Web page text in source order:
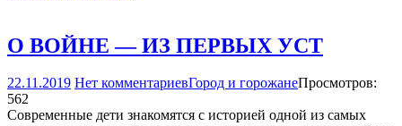
О ВОЙНЕ — ИЗ ПЕРВЫХ УСТ
22.11.2019 Нет комментариевГород и горожанеПросмотров:
562
Современные дети знакомятся с историей одной из самых